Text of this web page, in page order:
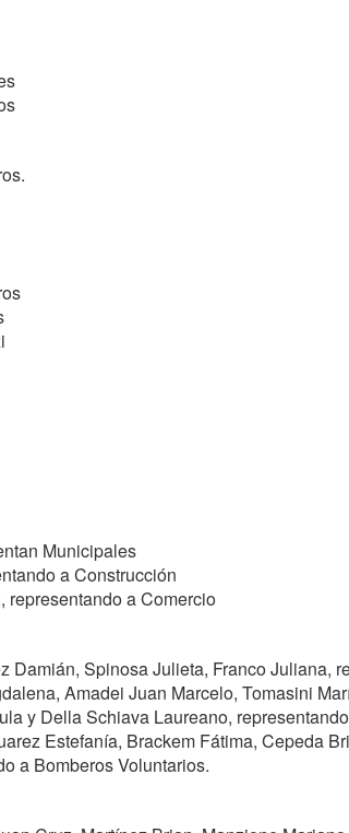
Municipales
a Construcción
representando a Comercio
Damián, Spinosa Julieta, Franco Juliana,
Amadei Juan Marcelo, Tomasini
y Della Schiava Laureano,
Estefanía, Brackem Fátima, Cepeda
a Bomberos Voluntarios.